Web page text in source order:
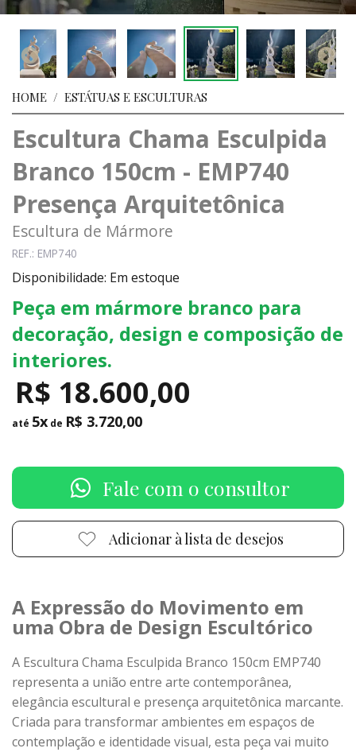
HOME / ESTÁTUAS E ESCULTURAS
Escultura Chama Esculpida
Branco 150cm - EMP740
Presença Arquitetônica
Escultura de Mármore
REF.: EMP740
Disponibilidade: Em estoque
Peça em mármore branco para
decoração, design e composição de
interiores.
R$ 18.600,00
até 5x de R$ 3.720,00
Fale com o consultor
Adicionar à lista de desejos
A Expressão do Movimento em
uma Obra de Design Escultórico
A Escultura Chama Esculpida Branco 150cm EMP740
representa a união entre arte contemporânea,
elegância escultural e presença arquitetônica marcante.
Criada para transformar ambientes em espaços de
contemplação e identidade visual, esta peça vai muito